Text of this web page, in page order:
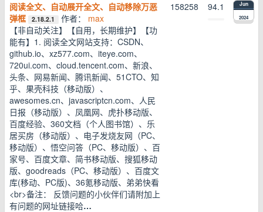
阅读全文、自动展开全文、自动移除万恶
弹框
2.18.2.1 作者： max
【非自动关注】【自用，长期维护】【功
能有】1. 阅读全文网站支持：CSDN、
github.io、xz577.com、iteye.com、
720ui.com、cloud.tencent.com、新浪、
头条、网易新闻、腾讯新闻、51CTO、知
乎、果壳科技（移动版）、
awesomes.cn、javascriptcn.com、人民
日报（移动版）、凤凰网、虎扑移动版、
百度经验、360文档（个人图书馆）、乐
居买房（移动版）、电子发烧友网（PC、
移动版）、悟空问答（PC、移动版）、百
家号、百度文章、简书移动版、搜狐移动
版、goodreads（PC、移动版）、百度文
库(移动、PC版)、36氪移动版、弟弟快看
<br>备注： 反馈问题的小伙伴们请附加上
有问题的网址链接哈…
158258 94.1 Jun
2024